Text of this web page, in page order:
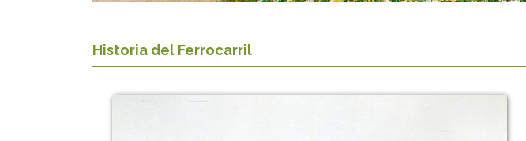
Historia del Ferrocarril